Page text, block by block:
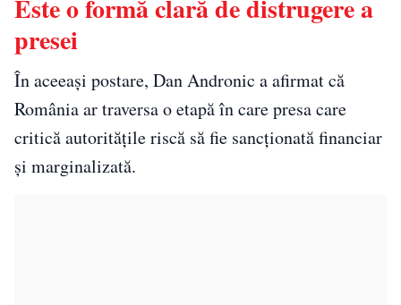
Este o formă clară de distrugere a
presei
În aceeași postare, Dan Andronic a afirmat că
România ar traversa o etapă în care presa care
critică autoritățile riscă să fie sancționată financiar
și marginalizată.